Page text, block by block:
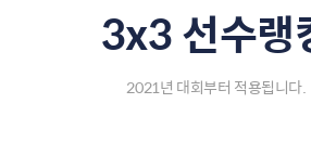
3x3 선수랭
2021년 대회부터 적용됩니다.